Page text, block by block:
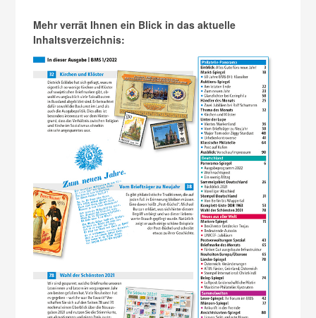
Mehr verrät Ihnen ein Blick in das aktuelle
Inhaltsverzeichnis: